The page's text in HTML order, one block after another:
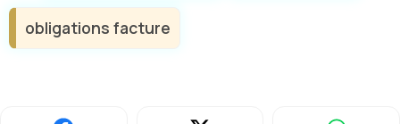
obligations facture